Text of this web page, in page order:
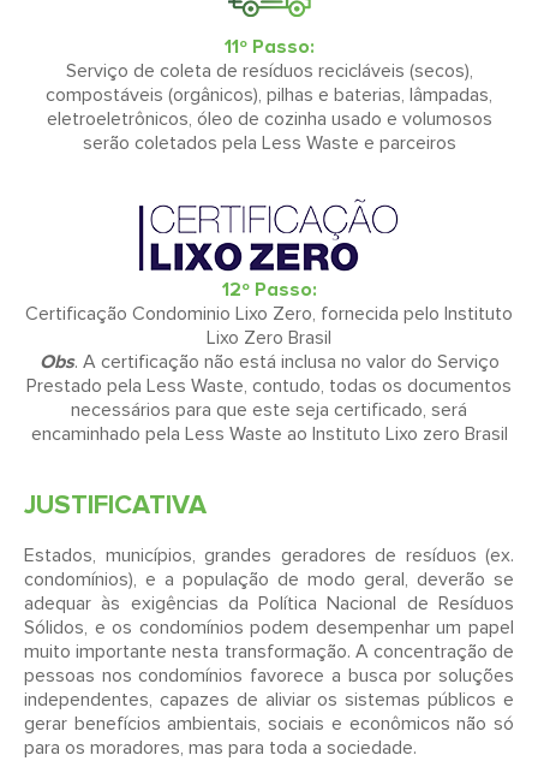
11º Passo:
Serviço de coleta de resíduos recicláveis (secos),
compostáveis (orgânicos), pilhas e baterias, lâmpadas,
eletroeletrônicos, óleo de cozinha usado e volumosos
serão coletados pela Less Waste e parceiros
12º Passo:
Certificação Condominio Lixo Zero, fornecida pelo Instituto
Lixo Zero Brasil
Obs. A certificação não está inclusa no valor do Serviço
Prestado pela Less Waste, contudo, todas os documentos
necessários para que este seja certificado, será
encaminhado pela Less Waste ao Instituto Lixo zero Brasil
JUSTIFICATIVA
Estados, municípios, grandes geradores de resíduos (ex.
condomínios), e a população de modo geral, deverão se
adequar às exigências da Política Nacional de Resíduos
Sólidos, e os condomínios podem desempenhar um papel
muito importante nesta transformação. A concentração de
pessoas nos condomínios favorece a busca por soluções
independentes, capazes de aliviar os sistemas públicos e
gerar benefícios ambientais, sociais e econômicos não só
para os moradores, mas para toda a sociedade.